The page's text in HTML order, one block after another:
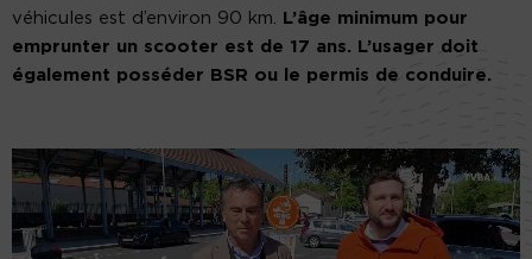
véhicules est d’environ 90 km.
L’âge minimum pour
emprunter un scooter est de 17 ans. L’usager doit
également posséder BSR ou le permis de conduire.